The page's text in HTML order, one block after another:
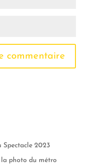
Spectacle 2023
photo du métro